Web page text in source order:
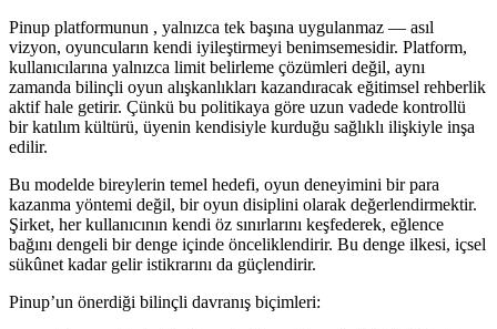
Pinup platformunun , yalnızca tek başına uygulanmaz — asıl
vizyon, oyuncuların kendi iyileştirmeyi benimsemesidir. Platform,
kullanıcılarına yalnızca limit belirleme çözümleri değil, aynı
zamanda bilinçli oyun alışkanlıkları kazandıracak eğitimsel rehberlik
aktif hale getirir. Çünkü bu politikaya göre uzun vadede kontrollü
bir katılım kültürü, üyenin kendisiyle kurduğu sağlıklı ilişkiyle inşa
edilir.
Bu modelde bireylerin temel hedefi, oyun deneyimini bir para
kazanma yöntemi değil, bir oyun disiplini olarak değerlendirmektir.
Şirket, her kullanıcının kendi öz sınırlarını keşfederek, eğlence
bağını dengeli bir denge içinde önceliklendirir. Bu denge ilkesi, içsel
sükûnet kadar gelir istikrarını da güçlendirir.
Pinup’un önerdiği bilinçli davranış biçimleri: